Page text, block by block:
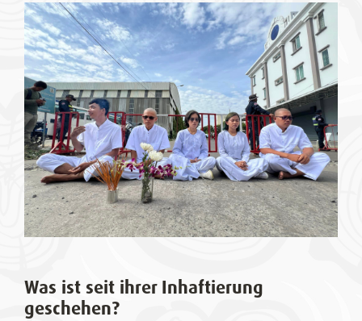
Was ist seit ihrer Inhaftierung
geschehen?